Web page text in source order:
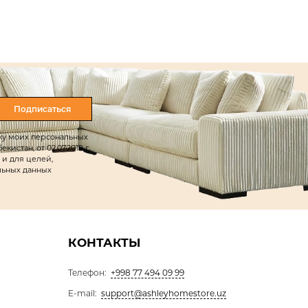
Подписаться
моих персональных
от 02.07.2019 г.
и для целей,
данных
КОНТАКТЫ
Телефон: +998 77 494 09 99
E-mail: support@ashleyhomestore.uz